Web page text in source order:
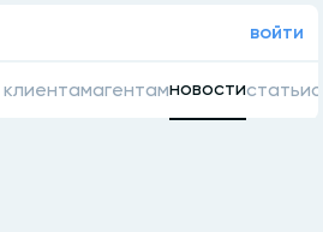
войти
агентамновостистатьи